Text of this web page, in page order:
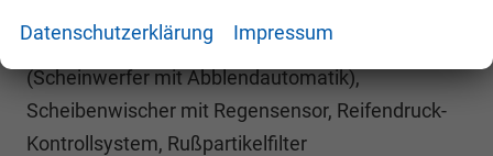
Fahrassistenz-System: Fernlichtassistent
(Scheinwerfer mit Abblendautomatik),
Scheibenwischer mit Regensensor, Reifendruck-
Kontrollsystem, Rußpartikelfilter
Datenschutzerklärung Impressum